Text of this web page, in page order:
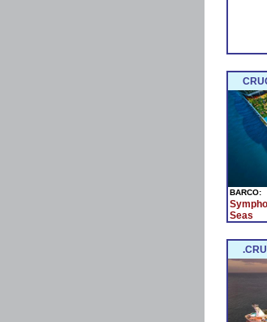
BARCO:
Seas